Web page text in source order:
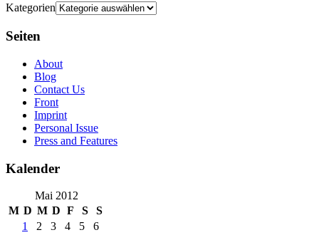
Kategorien
Seiten
About
Blog
Contact Us
Front
Imprint
Personal Issue
Press and Features
Kalender
Mai 2012
M D M D F S
S
1
2 3 4 5
6